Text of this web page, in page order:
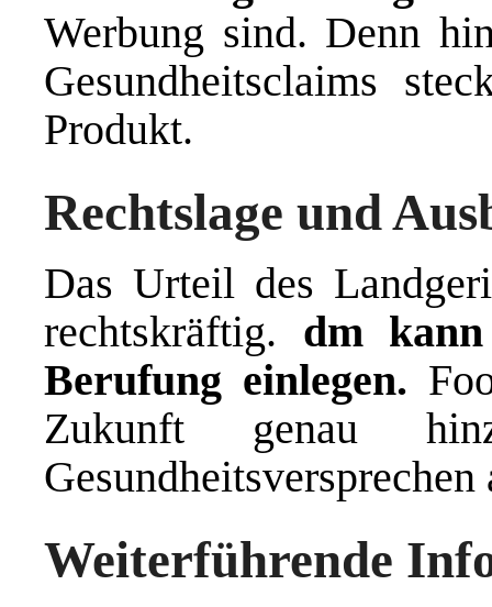
Werbung sind. Denn
Gesundheitsclaims
Produkt.
Rechtslage und
Das Urteil des
rechtskräftig. dm
Berufung einlegen.
Zukunft genau
Weiterführende